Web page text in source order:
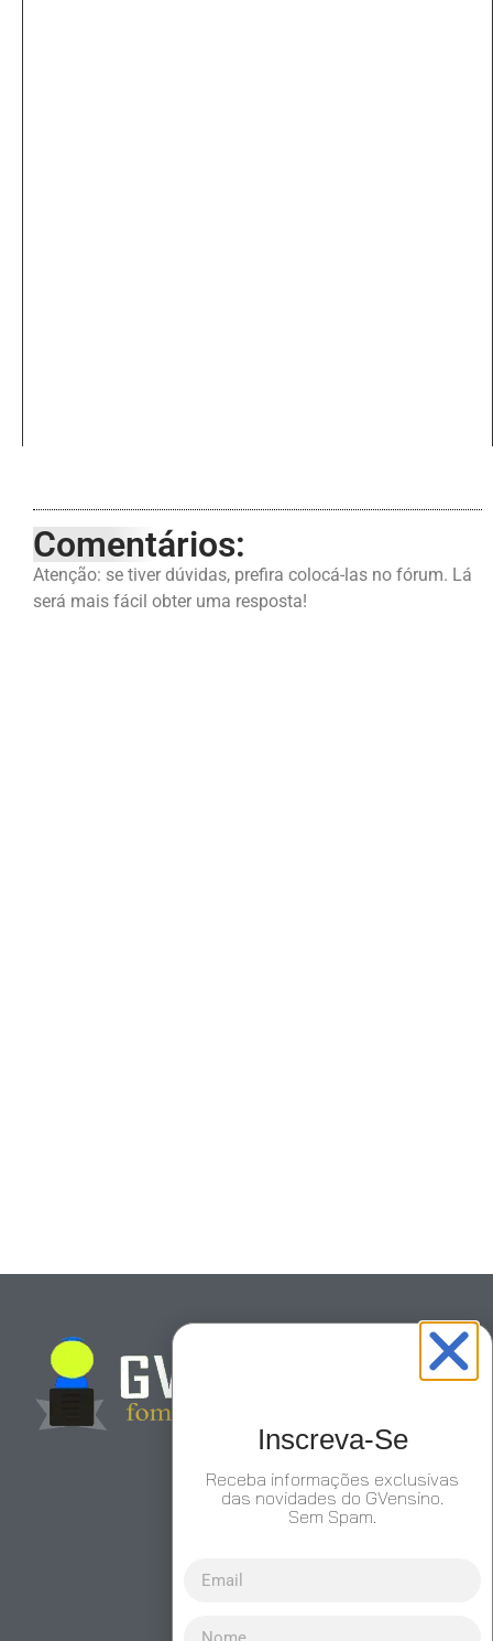
Comentários:
Atenção: se tiver dúvidas, prefira colocá-las no fórum. Lá
será mais fácil obter uma resposta!
Inscreva-Se
Receba informações exclusivas
das novidades do GVensino.
Sem Spam.